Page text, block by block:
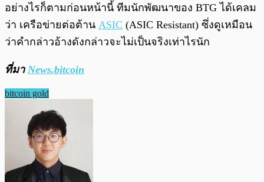
อย่างไรก็ตามก่อนหน้านี้ ทีมนักพัฒนาของ BTG ได้เคลม
ว่า เครือข่ายต่อต้าน ASIC (ASIC Resistant) ซึ่งดูเหมือน
ว่าคำกล่าวอ้างดังกล่าวจะไม่เป็นจริงเท่าไรนัก
ที่มา News.bitcoin
bitcoin gold